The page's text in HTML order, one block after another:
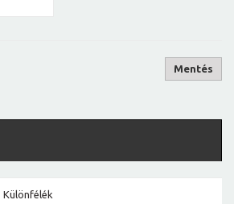
Mentés
Különfélék